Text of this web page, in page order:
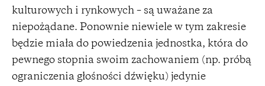
kulturowych i rynkowych – są uważane za
niepożądane. Ponownie niewiele w tym zakresie
będzie miała do powiedzenia jednostka, która do
pewnego stopnia swoim zachowaniem (np. próbą
ograniczenia głośności dźwięku) jedynie